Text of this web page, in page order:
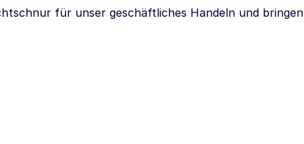
für unser geschäftliches Handeln und bringen